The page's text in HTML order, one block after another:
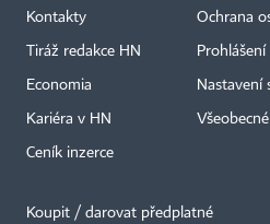
Kontakty
Tiráž redakce HN
Economia
Kariéra v HN
Ceník inzerce
Ochrana
Nastavení
Koupit / darovat předplatné